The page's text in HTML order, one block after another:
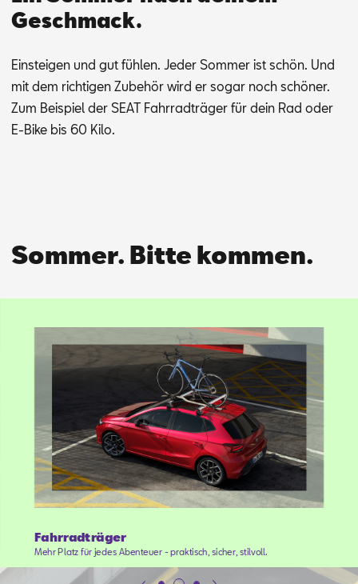
Geschmack.
Ein­stei­gen und gut füh­len. Je­der Som­mer ist schön. Und
mit dem rich­ti­gen Zu­be­hör wird er so­gar noch schö­ner.
Zum Bei­spiel der SEAT Fahr­rad­trä­ger für dein Rad oder
E-Bike bis 60 Kilo.
Sommer. Bitte kommen.
Fahrradträger
Mehr Platz für jedes Abenteuer - praktisch, sicher, stilvoll.